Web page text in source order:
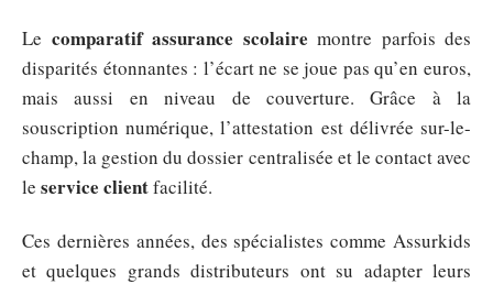
Le comparatif assurance scolaire montre parfois des
disparités étonnantes : l’écart ne se joue pas qu’en euros,
mais aussi en niveau de couverture. Grâce à la
souscription numérique, l’attestation est délivrée sur-le-
champ, la gestion du dossier centralisée et le contact avec
le service clientfacilité.
Ces dernières années, des spécialistes comme Assurkids
et quelques grands distributeurs ont su adapter leurs